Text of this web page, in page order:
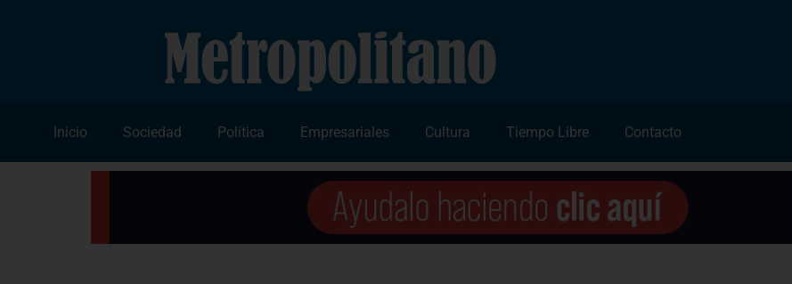
Inicio Sociedad Política Empresariales Cultura Tiempo Libre Contacto